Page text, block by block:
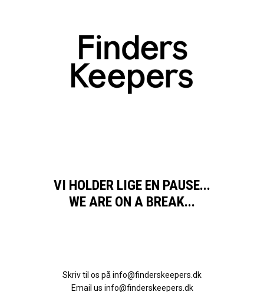
VI HOLDER LIGE EN PAUSE...
WE ARE ON A BREAK...
Skriv til os på info@finderskeepers.dk
Email us info@finderskeepers.dk